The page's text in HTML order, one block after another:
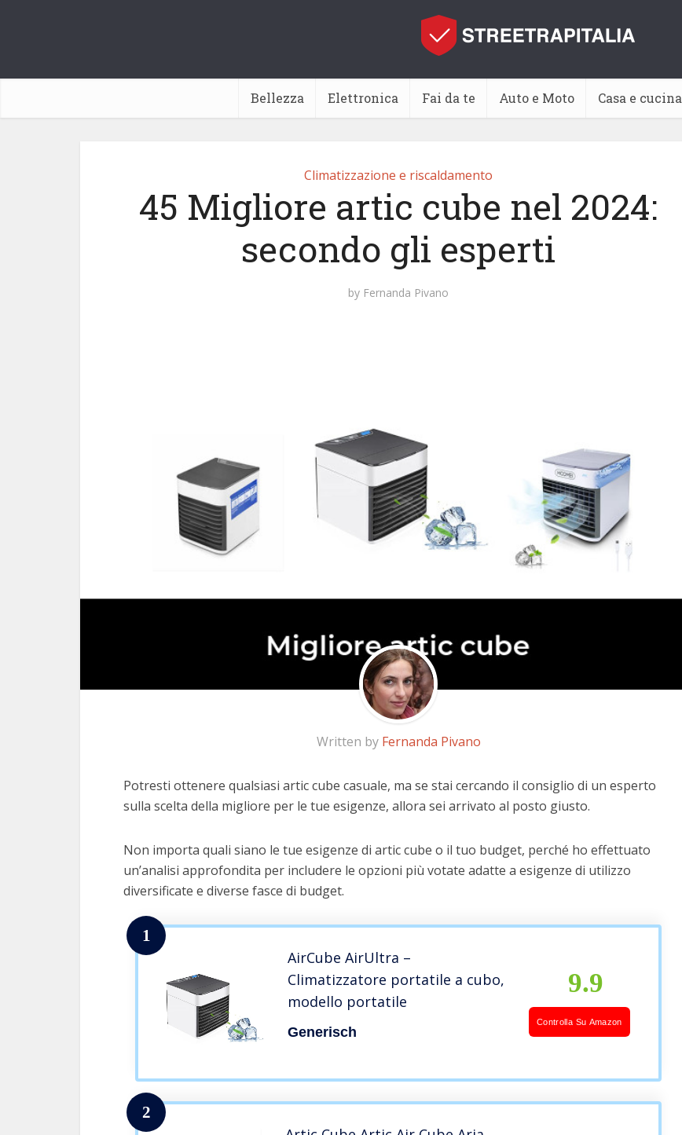
Bellezza Elettronica Fai da te Auto e Moto Casa e cucina
Climatizzazione e riscaldamento
45 Migliore artic cube nel 2024:
secondo gli esperti
by Fernanda Pivano
Written by Fernanda Pivano
Potresti ottenere qualsiasi artic cube casuale, ma se stai cercando il consiglio di un esperto
sulla scelta della migliore per le tue esigenze, allora sei arrivato al posto giusto.
Non importa quali siano le tue esigenze di artic cube o il tuo budget, perché ho effettuato
un’analisi approfondita per includere le opzioni più votate adatte a esigenze di utilizzo
diversificate e diverse fasce di budget.
1
AirCube AirUltra –
Climatizzatore portatile a cubo,
modello portatile
Generisch
9.9
Controlla Su Amazon
2